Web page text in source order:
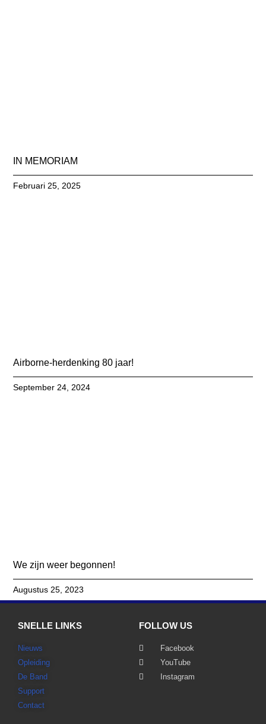
IN MEMORIAM
Februari 25, 2025
Airborne-herdenking 80 jaar!
September 24, 2024
We zijn weer begonnen!
Augustus 25, 2023
SNELLE LINKS
Nieuws
Opleiding
De Band
Support
Contact
FOLLOW US
Facebook
YouTube
Instagram